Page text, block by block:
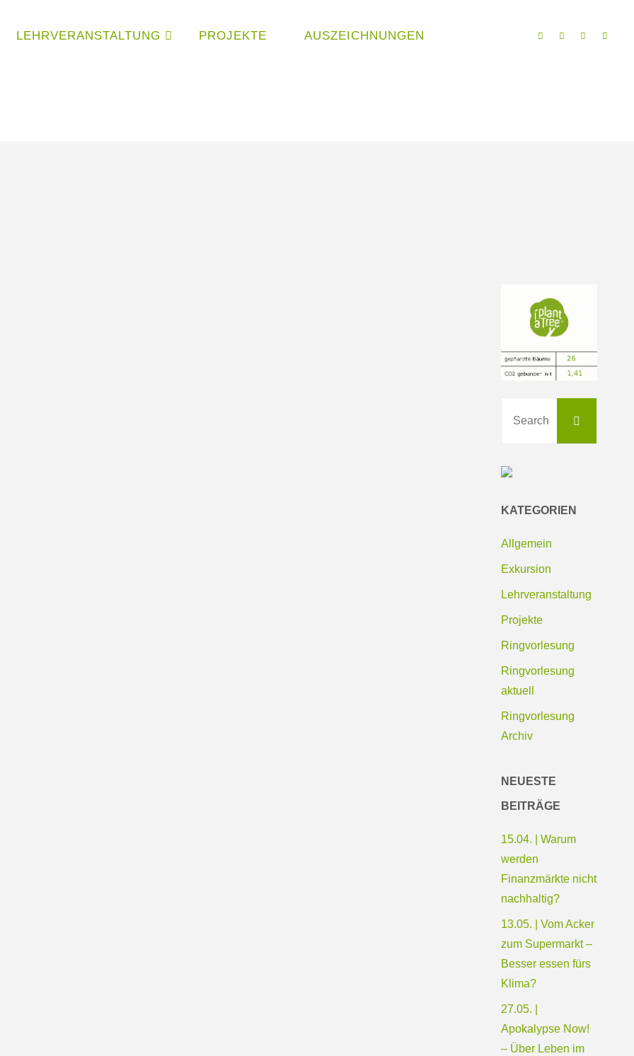
LEHRVERANSTALTUNG PROJEKTE AUSZEICHNUNGEN
Search
KATEGORIEN
Allgemein
Exkursion
Lehrveranstaltung
Projekte
Ringvorlesung
Ringvorlesung
aktuell
Ringvorlesung
Archiv
NEUESTE
BEITRÄGE
15.04. | Warum
werden
Finanzmärkte nicht
nachhaltig?
13.05. | Vom Acker
zum Supermarkt –
Besser essen fürs
Klima?
27.05. |
Apokalypse Now!
– Über Leben im